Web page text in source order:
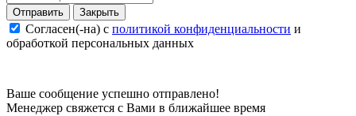
Закрыть
Согласен(-на) c политикой конфиденциальности и
обработкой персональных данных
Ваше сообщение успешно отправлено!
Менеджер свяжется с Вами в ближайшее время